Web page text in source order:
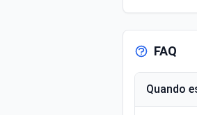
FAQ
Quando